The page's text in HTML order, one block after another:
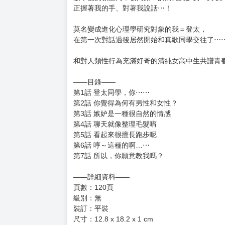
正握著我的手、對著我說話⋯！
莫名變成進化心理學研究對象的我＝登太，
在第一次對話過後居然開始和真歌同學交往了
和對人類性行為充滿好奇的清純女高中生共譜青
——目錄——
第1話 登太同學，你⋯⋯
第2話 你覺得為何有男性和女性？
第3話 嫉妒是一種很自然的情感
第4話 聊天就像整理毛髮唷
第5話 看起來很擅長跑步呢
第6話 哼～這種的啊…⋯
第7話 所以，你願意教我嗎？
——詳細資料——
頁數：120頁
級別：無
裝訂：平裝
尺寸：12.8 x 18.2 x 1 cm